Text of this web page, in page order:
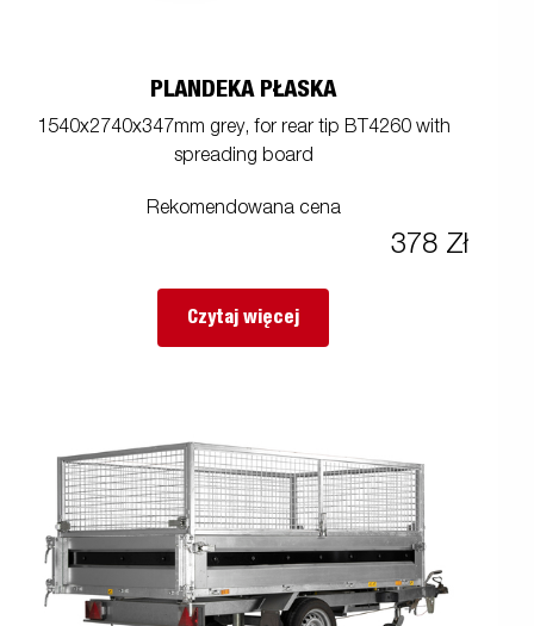
PLANDEKA PŁASKA
1540x2740x347mm grey, for rear tip BT4260 with
spreading board
Rekomendowana cena
378 Zł
Czytaj więcej